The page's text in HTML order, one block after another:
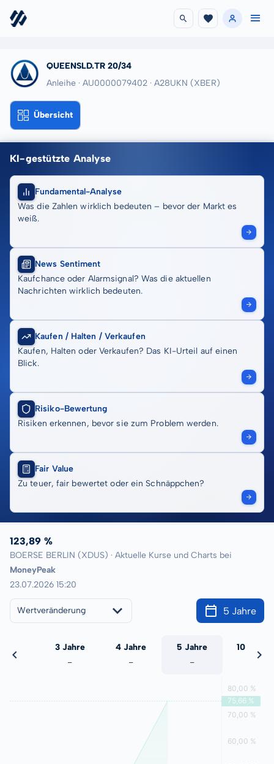
QUEENSLD.TR 20/34
Anleihe · AU0000079402 · A28UKN (XBER)
Übersicht
KI-gestützte Analyse
Fundamental-Analyse
Was die Zahlen wirklich bedeuten – bevor der Markt es
weiß.
News Sentiment
Kaufchance oder Alarmsignal? Was die aktuellen
Nachrichten wirklich bedeuten.
Kaufen / Halten / Verkaufen
Kaufen, Halten oder Verkaufen? Das KI-Urteil auf einen
Blick.
Risiko-Bewertung
Risiken erkennen, bevor sie zum Problem werden.
Fair Value
Zu teuer, fair bewertet oder ein Schnäppchen?
123,89 %
BOERSE BERLIN (XDUS) · Aktuelle Kurse und Charts bei
MoneyPeak
23.07.2026 15:20
Wertveränderung 5 Jahre
3 Jahre
-
4 Jahre
-
5 Jahre
-
10 Jahre